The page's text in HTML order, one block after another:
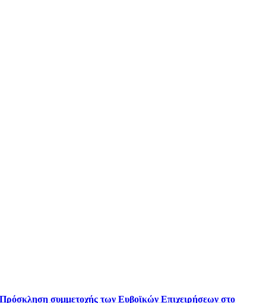
Πρόσκληση συμμετοχής των Ευβοϊκών Επιχειρήσεων στο